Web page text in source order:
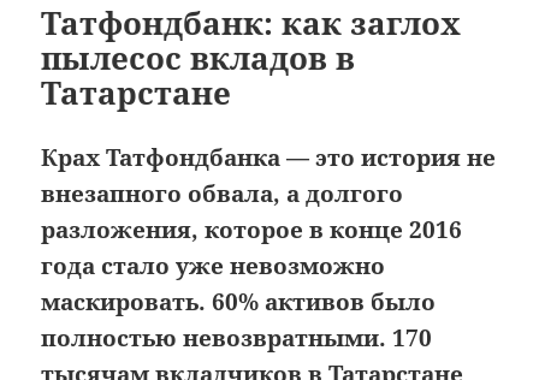
Татфондбанк: как заглох
пылесос вкладов в
Татарстане
Крах Татфондбанка — это история не
внезапного обвала, а долгого
разложения, которое в конце 2016
года стало уже невозможно
маскировать. 60% активов было
полностью невозвратными. 170